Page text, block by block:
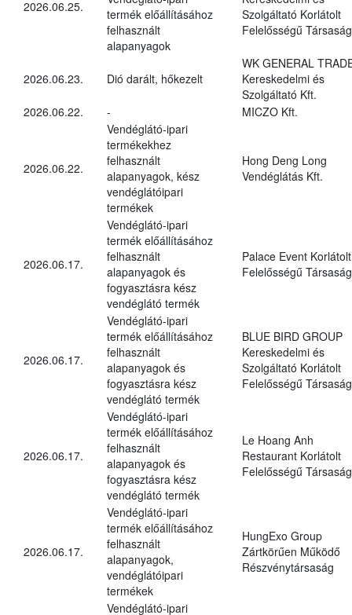
2026.06.25.
termék előállításához
felhasznált
alapanyagok
Szolgáltató Korlátolt
Felelősségű Társaság
2026.06.23. Dió darált, hőkezelt
WK GENERAL
Kereskedelmi és
Szolgáltató Kft.
2026.06.22.
- MICZO Kft.
2026.06.22.
Vendéglátó-ipari
termékekhez
felhasznált
alapanyagok, kész
vendéglátóipari
termékek
Hong Deng Long
Vendéglátás Kft.
2026.06.17.
Vendéglátó-ipari
termék előállításához
felhasznált
alapanyagok és
fogyasztásra kész
vendéglátó termék
Palace Event Korlátolt
Felelősségű Társaság
2026.06.17.
Vendéglátó-ipari
termék előállításához
felhasznált
alapanyagok és
fogyasztásra kész
vendéglátó termék
BLUE BIRD GROUP
Kereskedelmi és
Szolgáltató Korlátolt
Felelősségű Társaság
2026.06.17.
Vendéglátó-ipari
termék előállításához
felhasznált
alapanyagok és
fogyasztásra kész
vendéglátó termék
Le Hoang Anh
Restaurant Korlátolt
Felelősségű Társaság
2026.06.17.
Vendéglátó-ipari
termék előállításához
felhasznált
alapanyagok,
vendéglátóipari
termékek
HungExo Group
Zártkörűen Működő
Részvénytársaság
Vendéglátó-ipari